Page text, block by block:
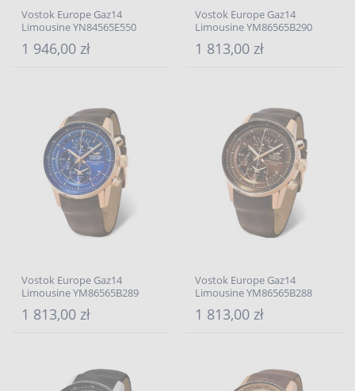
Vostok Europe Gaz14
Limousine YN84565E550
1 946,00 zł
Vostok Europe Gaz14
Limousine YM86565B290
1 813,00 zł
Vostok Europe Gaz14
Limousine YM86565B289
1 813,00 zł
Vostok Europe Gaz14
Limousine YM86565B288
1 813,00 zł